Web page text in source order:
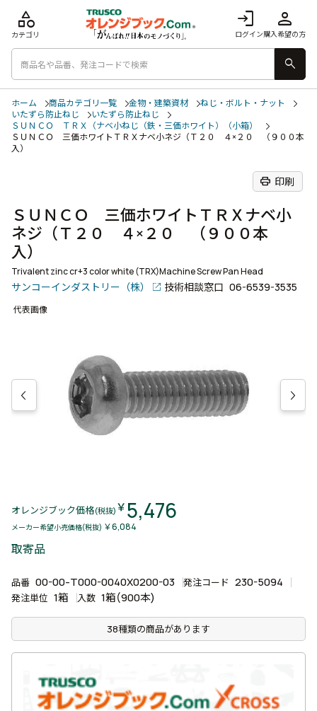
login
ログイン
person
購入希望の方
category
カテゴリ
search
ホーム 商品カテゴリ一覧 金物・建築資材
ねじ・ボルト・ナット
いたずら防止ねじ
いたずら防止ねじ
ＳＵＮＣＯ ＴＲＸ（ナベ小ねじ（鉄・三価ホワイト）（小箱）
ＳＵＮＣＯ 三価ホワイトＴＲＸナベ小ネジ（Ｔ２０ ４×２０ （９００本
入）
print 印刷
ＳＵＮＣＯ 三価ホワイトＴＲＸナベ小
ネジ（Ｔ２０ ４×２０ （９００本
入）
Trivalent zinc cr+3 color white (TRX)Machine Screw Pan Head
サンコーインダストリー（株） 技術相談窓口 06-6539-3535
代表画像
オレンジブック価格(税抜) ￥5,476
メーカー希望小売価格(税抜) ￥6,084
取寄品
品番 00-00-T000-0040X0200-03 発注コード 230-5094
発注単位 1箱 入数 1箱(900本)
38種類の商品があります